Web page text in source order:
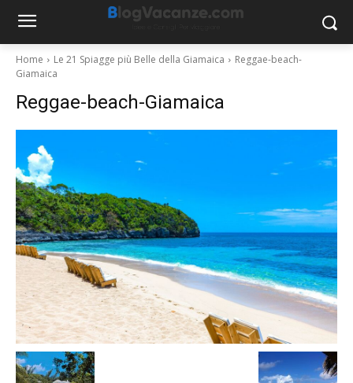
Home Le 21 Spiagge più Belle della Giamaica
Reggae-beach-
Giamaica
Reggae-beach-Giamaica